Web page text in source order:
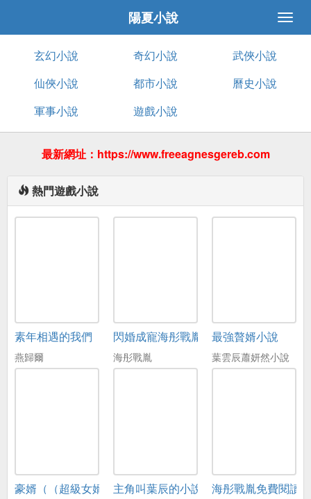
陽夏小說
玄幻小說 奇幻小說
武俠小說
仙俠小說
都市小說
曆史小說
軍事小說
遊戲小說
最新網址：https://www.freeagnesgereb.com
熱門遊戲小說
素年相遇的我們
燕歸爾
閃婚成寵海彤戰胤免費在線閱讀
海彤戰胤
最強贅婿小說
葉雲辰蕭妍然小說
豪婿（（超級女婿）韓三千蘇迎夏）
主角叫葉辰的小說 海彤戰胤免費閱讀